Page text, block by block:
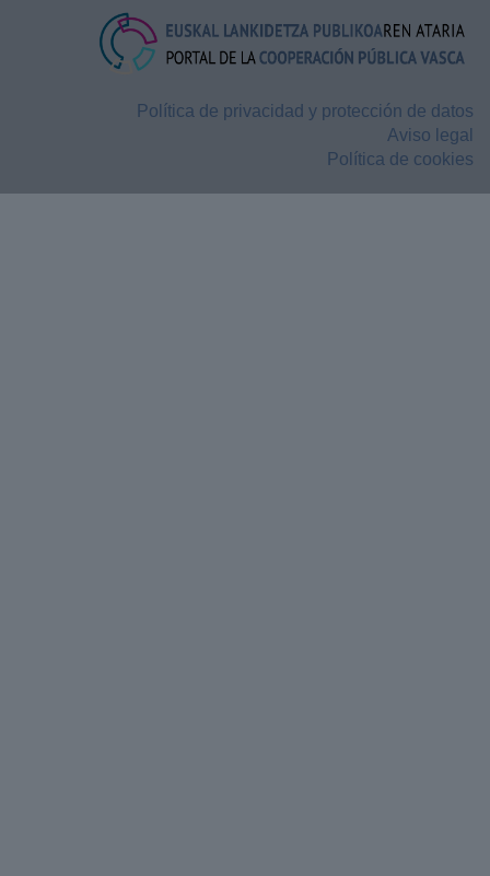
Política de privacidad y protección de datos
Aviso legal
Política de cookies